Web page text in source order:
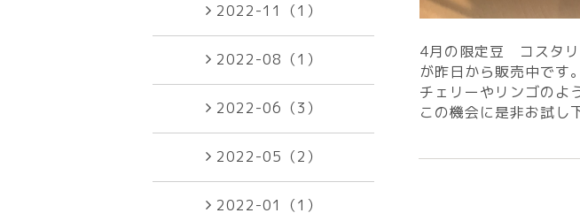
4月の限定豆 コスタ
が昨日から販売中です。
チェリーやリンゴのよ
この機会に是非お試し
2022-11（1）
2022-08（1）
2022-06（3）
2022-05（2）
2022-01（1）